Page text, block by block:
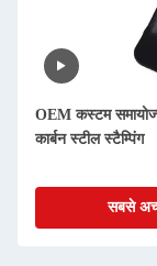
OEM कस्टम
कार्बन स्टील स्टैम्पिंग
सबसे